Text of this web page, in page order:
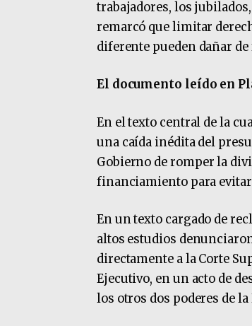
trabajadores, los
remarcó que limitar
diferente pueden dañar
El documento leído en
En el texto central de la
una caída inédita del
Gobierno de romper la
financiamiento para
En un texto cargado de
altos estudios
directamente a la Corte
Ejecutivo, en un acto de
los otros dos poderes de